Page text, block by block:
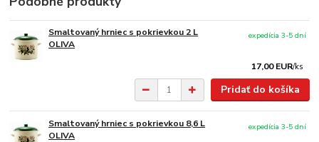
Smaltovaný hrniec s pokrievkou 2 L
OLIVA
17,00 EUR/ks
expedícia 3-5 dní
Pridať do košíka
Smaltovaný hrniec s pokrievkou 8,6 L
OLIVA
expedícia 3-5 dní